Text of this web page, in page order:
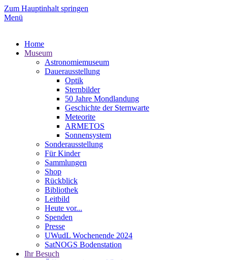
Zum Hauptinhalt springen
Menü
Home
Museum
Astronomiemuseum
Dauerausstellung
Optik
Sternbilder
50 Jahre Mondlandung
Geschichte der Sternwarte
Meteorite
ARMETOS
Sonnensystem
Sonderausstellung
Für Kinder
Sammlungen
Shop
Rückblick
Bibliothek
Leitbild
Heute vor...
Spenden
Presse
UWudL Wochenende 2024
SatNOGS Bodenstation
Ihr Besuch